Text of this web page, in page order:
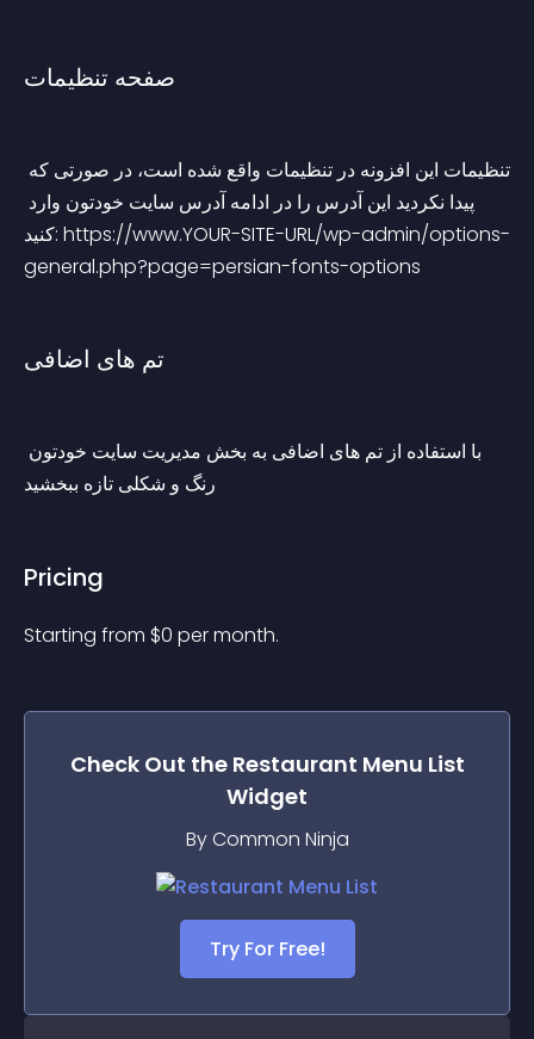
صفحه تنظیمات
تنظیمات این افزونه در تنظیمات واقع شده است، در صورتی که
پیدا نکردید این آدرس را در ادامه آدرس سایت خودتون وارد
کنید: https://www.YOUR-SITE-URL/wp-admin/options-
general.php?page=persian-fonts-options
تم های اضافی
با استفاده از تم های اضافی به بخش مدیریت سایت خودتون
رنگ و شکلی تازه ببخشید
Pricing
Starting from $0 per month.
Check Out the Restaurant Menu List
Widget
By Common Ninja
Try For Free!